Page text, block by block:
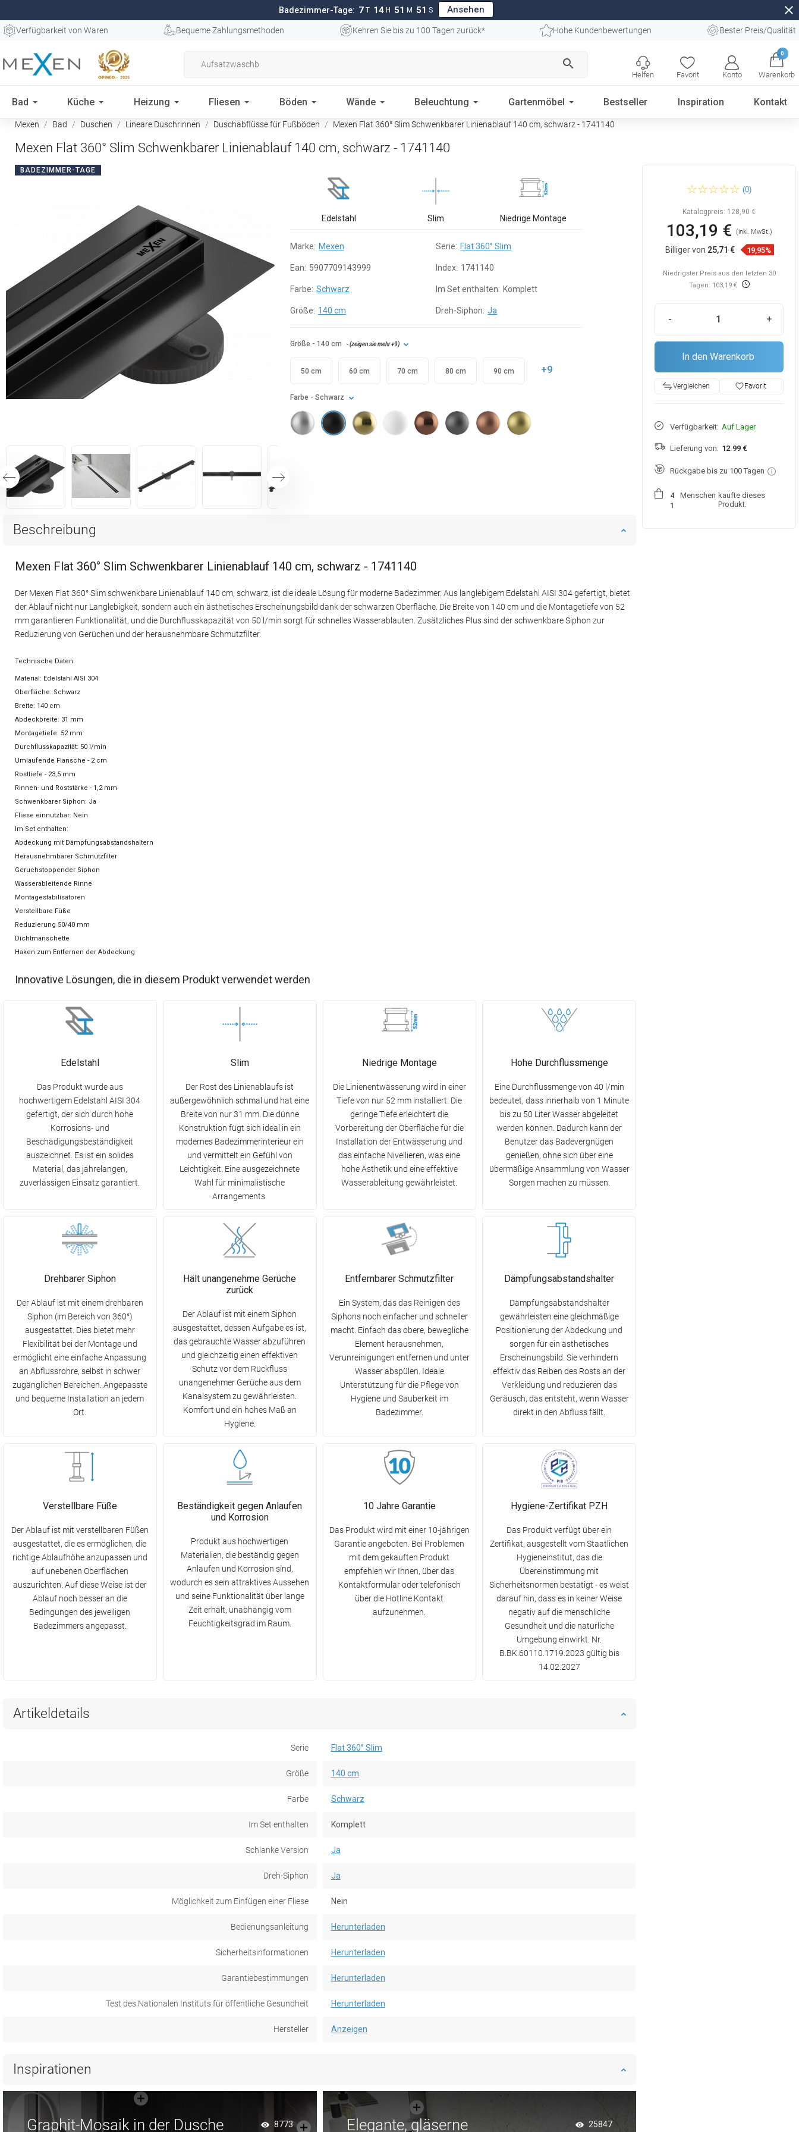
Badezimmer-Tage: 7 T 14 H 51 M 50 S Ansehen close
Verfügbarkeit von Waren Bequeme Zahlungsmethoden Kehren Sie bis zu 100 Tagen zurück* Hohe Kundenbewertungen Bester Preis/Qualität
search
Favorit Konto
0
Warenkorb
Helfen
Bad Küche Heizung Fliesen Böden Wände Beleuchtung Gartenmöbel Bestseller Inspiration Kontakt
Mexen Bad Duschen Lineare Duschrinnen Duschabflüsse für Fußböden Mexen Flat 360° Slim Schwenkbarer Linienablauf 140 cm, schwarz - 1741140
Mexen Flat 360° Slim Schwenkbarer Linienablauf 140 cm, schwarz - 1741140
BADEZIMMER-TAGE
Edelstahl Slim Niedrige Montage
Marke: Mexen Serie: Flat 360° Slim
Ean: 5907709143999 Index: 1741140
Farbe: Schwarz Im Set enthalten: Komplett
Größe: 140 cm Dreh-Siphon: Ja
Größe - 140 cm - (zeigen sie mehr+9)
50 cm 60 cm 70 cm 80 cm 90 cm +9
Farbe - Schwarz
Beschreibung
Mexen Flat 360° Slim Schwenkbarer Linienablauf 140 cm, schwarz - 1741140
Der Mexen Flat 360° Slim schwenkbare Linienablauf 140 cm, schwarz, ist die ideale Lösung für moderne Badezimmer. Aus langlebigem Edelstahl AISI 304 gefertigt, bietet
der Ablauf nicht nur Langlebigkeit, sondern auch ein ästhetisches Erscheinungsbild dank der schwarzen Oberfläche. Die Breite von 140 cm und die Montagetiefe von 52
mm garantieren Funktionalität, und die Durchflusskapazität von 50 l/min sorgt für schnelles Wasserablauten. Zusätzliches Plus sind der schwenkbare Siphon zur
Reduzierung von Gerüchen und der herausnehmbare Schmutzfilter.
Technische Daten:
Material: Edelstahl AISI 304
Oberfläche: Schwarz
Breite: 140 cm
Abdeckbreite: 31 mm
Montagetiefe: 52 mm
Durchflusskapazität: 50 l/min
Umlaufende Flansche - 2 cm
Rosttiefe - 23,5 mm
Rinnen- und Roststärke - 1,2 mm
Schwenkbarer Siphon: Ja
Fliese einnutzbar: Nein
Im Set enthalten:
Abdeckung mit Dämpfungsabstandshaltern
Herausnehmbarer Schmutzfilter
Geruchstoppender Siphon
Wasserableitende Rinne
Montagestabilisatoren
Verstellbare Füße
Reduzierung 50/40 mm
Dichtmanschette
Haken zum Entfernen der Abdeckung
Innovative Lösungen, die in diesem Produkt verwendet werden
Edelstahl
Das Produkt wurde aus
hochwertigem Edelstahl AISI 304
gefertigt, der sich durch hohe
Korrosions- und
Beschädigungsbeständigkeit
auszeichnet. Es ist ein solides
Material, das jahrelangen,
zuverlässigen Einsatz garantiert.
Slim
Der Rost des Linienablaufs ist
außergewöhnlich schmal und hat eine
Breite von nur 31 mm. Die dünne
Konstruktion fügt sich ideal in ein
modernes Badezimmerinterieur ein
und vermittelt ein Gefühl von
Leichtigkeit. Eine ausgezeichnete
Wahl für minimalistische
Arrangements.
Niedrige Montage
Die Linienentwässerung wird in einer
Tiefe von nur 52 mm installiert. Die
geringe Tiefe erleichtert die
Vorbereitung der Oberfläche für die
Installation der Entwässerung und
das einfache Nivellieren, was eine
hohe Ästhetik und eine effektive
Wasserableitung gewährleistet.
Hohe Durchflussmenge
Eine Durchflussmenge von 40 l/min
bedeutet, dass innerhalb von 1 Minute
bis zu 50 Liter Wasser abgeleitet
werden können. Dadurch kann der
Benutzer das Badevergnügen
genießen, ohne sich über eine
übermäßige Ansammlung von Wasser
Sorgen machen zu müssen.
Drehbarer Siphon
Der Ablauf ist mit einem drehbaren
Siphon (im Bereich von 360°)
ausgestattet. Dies bietet mehr
Flexibilität bei der Montage und
ermöglicht eine einfache Anpassung
an Abflussrohre, selbst in schwer
zugänglichen Bereichen. Angepasste
und bequeme Installation an jedem
Ort.
Hält unangenehme Gerüche
zurück
Der Ablauf ist mit einem Siphon
ausgestattet, dessen Aufgabe es ist,
das gebrauchte Wasser abzuführen
und gleichzeitig einen effektiven
Schutz vor dem Rückfluss
unangenehmer Gerüche aus dem
Kanalsystem zu gewährleisten.
Komfort und ein hohes Maß an
Hygiene.
Entfernbarer Schmutzfilter
Ein System, das das Reinigen des
Siphons noch einfacher und schneller
macht. Einfach das obere, bewegliche
Element herausnehmen,
Verunreinigungen entfernen und unter
Wasser abspülen. Ideale
Unterstützung für die Pflege von
Hygiene und Sauberkeit im
Badezimmer.
Dämpfungsabstandshalter
Dämpfungsabstandshalter
gewährleisten eine gleichmäßige
Positionierung der Abdeckung und
sorgen für ein ästhetisches
Erscheinungsbild. Sie verhindern
effektiv das Reiben des Rosts an der
Verkleidung und reduzieren das
Geräusch, das entsteht, wenn Wasser
direkt in den Abfluss fällt.
Verstellbare Füße
Der Ablauf ist mit verstellbaren Füßen
ausgestattet, die es ermöglichen, die
richtige Ablaufhöhe anzupassen und
auf unebenen Oberflächen
auszurichten. Auf diese Weise ist der
Ablauf noch besser an die
Bedingungen des jeweiligen
Badezimmers angepasst.
Beständigkeit gegen Anlaufen
und Korrosion
Produkt aus hochwertigen
Materialien, die beständig gegen
Anlaufen und Korrosion sind,
wodurch es sein attraktives Aussehen
und seine Funktionalität über lange
Zeit erhält, unabhängig vom
Feuchtigkeitsgrad im Raum.
10 Jahre Garantie
Das Produkt wird mit einer 10-jährigen
Garantie angeboten. Bei Problemen
mit dem gekauften Produkt
empfehlen wir Ihnen, über das
Kontaktformular oder telefonisch
über die Hotline Kontakt
aufzunehmen.
Hygiene-Zertifikat PZH
Das Produkt verfügt über ein
Zertifikat, ausgestellt vom Staatlichen
Hygieneinstitut, das die
Übereinstimmung mit
Sicherheitsnormen bestätigt - es weist
darauf hin, dass es in keiner Weise
negativ auf die menschliche
Gesundheit und die natürliche
Umgebung einwirkt. Nr.
B.BK.60110.1719.2023 gültig bis
14.02.2027
Artikeldetails
Serie Flat 360° Slim
Größe 140 cm
Farbe Schwarz
Im Set enthalten Komplett
Schlanke Version Ja
Dreh-Siphon Ja
Möglichkeit zum Einfügen einer Fliese Nein
Bedienungsanleitung Herunterladen
Sicherheitsinformationen Herunterladen
Garantiebestimmungen Herunterladen
Test des Nationalen Instituts für öffentliche Gesundheit Herunterladen
Hersteller Anzeigen
Inspirationen
Graphit-Mosaik in der Dusche 8773 Elegante, gläserne 25847
Schwenkbarer Linienablauf
(0)
Katalogpreis: 128,90 €
103,19 € (inkl. MwSt.)
Billiger von 25,71 € 19,95%
Niedrigster Preis aus den letzten 30
Tagen: 103,19 €
- +
In den Warenkorb
Vergleichen favorite_borderFavorit
Verfügbarkeit: Auf Lager
Lieferung von: 12.99 €
Rückgabe bis zu 100 Tagen
4
1
Menschen kaufte dieses
Produkt.